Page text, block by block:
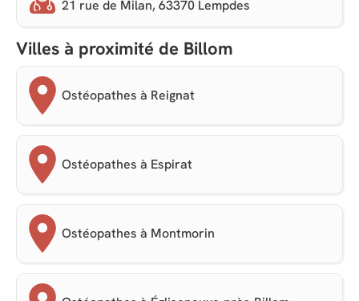
21 rue de Milan, 63370 Lempdes
Villes à proximité de Billom
Ostéopathes à Reignat
Ostéopathes à Espirat
Ostéopathes à Montmorin